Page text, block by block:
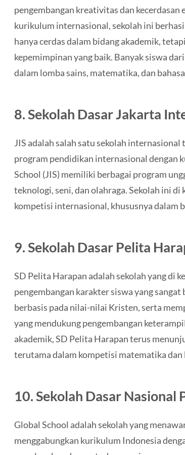
pengembangan kreativitas dan
kurikulum internasional, sekolah ini
hanya cerdas dalam bidang akademik,
kepemimpinan yang baik. Banyak siswa
dalam lomba sains, matematika, dan
8.Sekolah Dasar Jakarta
JIS adalah salah satu sekolah
program pendidikan internasional dengan
School (JIS) memiliki berbagai program
teknologi, seni, dan olahraga. Sekolah ini
kompetisi internasional, khususnya dalam
9.Sekolah Dasar Pelita
SD Pelita Harapan adalah sekolah yang di
pengembangan karakter siswa yang
berbasis pada nilai-nilai Kristen, serta
yang mendukung pengembangan
akademik, SD Pelita Harapan terus
terutama dalam kompetisi matematika dan
10.Sekolah Dasar Nasional
Global School adalah sekolah yang
menggabungkan kurikulum Indonesia